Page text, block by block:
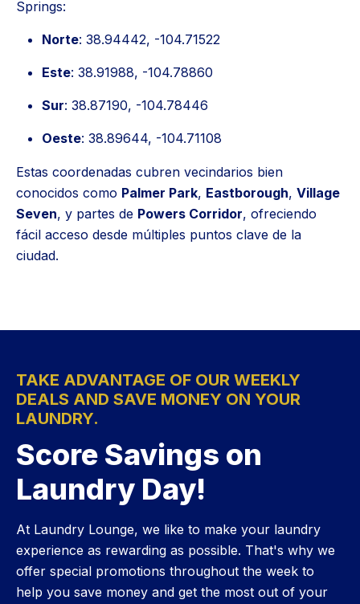
Springs:
Norte: 38.94442, -104.71522
Este: 38.91988, -104.78860
Sur: 38.87190, -104.78446
Oeste: 38.89644, -104.71108
Estas coordenadas cubren vecindarios bien
conocidos como Palmer Park, Eastborough, Village
Seven, y partes de Powers Corridor, ofreciendo
fácil acceso desde múltiples puntos clave de la
ciudad.
TAKE ADVANTAGE OF OUR WEEKLY
DEALS AND SAVE MONEY ON YOUR
LAUNDRY.
Score Savings on
Laundry Day!
At Laundry Lounge, we like to make your laundry
experience as rewarding as possible. That's why we
offer special promotions throughout the week to
help you save money and get the most out of your